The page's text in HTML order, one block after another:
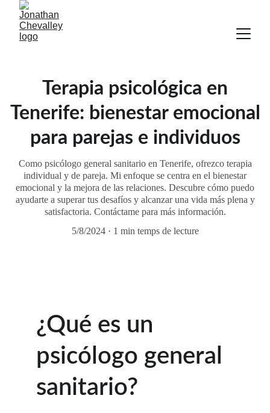
Terapia psicológica en
Tenerife: bienestar emocional
para parejas e individuos
Como psicólogo general sanitario en Tenerife, ofrezco terapia
individual y de pareja. Mi enfoque se centra en el bienestar
emocional y la mejora de las relaciones. Descubre cómo puedo
ayudarte a superar tus desafíos y alcanzar una vida más plena y
satisfactoria. Contáctame para más información.
5/8/2024
1 min temps de lecture
¿Qué es un
psicólogo general
sanitario?